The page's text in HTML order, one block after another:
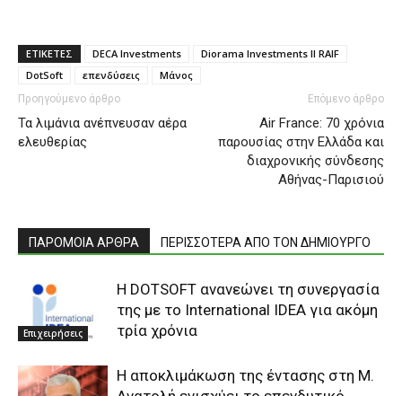
ΕΤΙΚΕΤΕΣ DECA Investments
Diorama Investments II RAIF
DotSoft
επενδύσεις Μάνος
Προηγούμενο άρθρο
Τα λιμάνια ανέπνευσαν αέρα
ελευθερίας
Επόμενο άρθρο
Air France: 70 χρόνια
παρουσίας στην Ελλάδα και
διαχρονικής σύνδεσης
Αθήνας-Παρισιού
ΠΑΡΟΜΟΙΑ ΑΡΘΡΑ ΠΕΡΙΣΣΟΤΕΡΑ ΑΠΟ ΤΟΝ ΔΗΜΙΟΥΡΓΟ
Επιχειρήσεις
Η DOTSOFT ανανεώνει τη συνεργασία
της με το International IDEA για ακόμη
τρία χρόνια
H αποκλιμάκωση της έντασης στη Μ.